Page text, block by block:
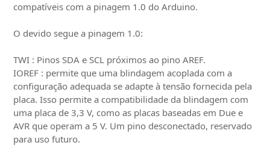
compatíveis com a pinagem 1.0 do Arduino.
O devido segue a pinagem 1.0:
TWI : Pinos SDA e SCL próximos ao pino AREF.
IOREF : permite que uma blindagem acoplada com a
configuração adequada se adapte à tensão fornecida pela
placa. Isso permite a compatibilidade da blindagem com
uma placa de 3,3 V, como as placas baseadas em Due e
AVR que operam a 5 V. Um pino desconectado, reservado
para uso futuro.